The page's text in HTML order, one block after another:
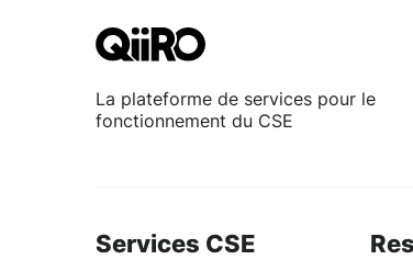
La plateforme de services pour le
fonctionnement du CSE
Services CSE